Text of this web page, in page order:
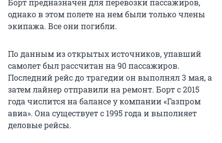
Борт предназначен для перевозки пассажиров,
однако в этом полете на нем были только члены
экипажа. Все они погибли.
По данным из открытых источников, упавший
самолет был рассчитан на 90 пассажиров.
Последний рейс до трагедии он выполнял 3 мая, а
затем лайнер отправили на ремонт. Борт с 2015
года числится на балансе у компании «Газпром
авиа». Она существует с 1995 года и выполняет
деловые рейсы.